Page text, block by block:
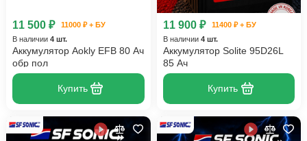
11 500 ₽
11000 ₽ + БУ
В наличии 4 шт.
Аккумулятор Aokly EFB 80 Ач
обр пол
Купить
11 900 ₽
11400 ₽ + БУ
В наличии 4 шт.
Аккумулятор Solite 95D26L
85 Ач
Купить